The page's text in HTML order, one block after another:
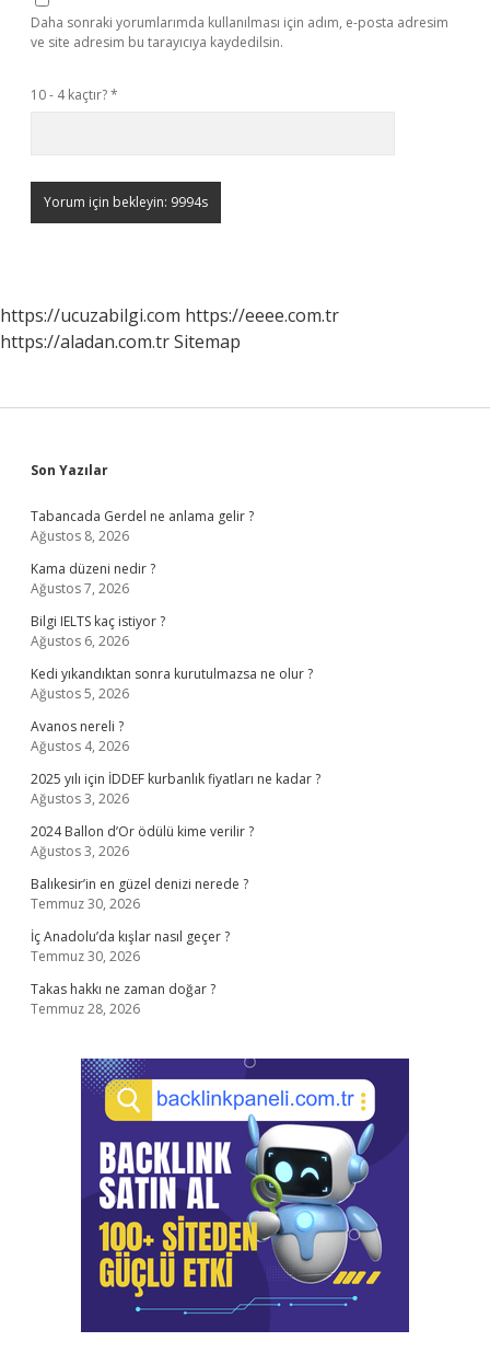
Daha sonraki yorumlarımda kullanılması için adım, e-posta adresim
ve site adresim bu tarayıcıya kaydedilsin.
10 - 4 kaçtır?*
https://ucuzabilgi.com https://eeee.com.tr
https://aladan.com.trSitemap
Sidebar
Son Yazılar
Tabancada Gerdel ne anlama gelir ?
Ağustos 8, 2026
Kama düzeni nedir ?
Ağustos 7, 2026
Bilgi IELTS kaç istiyor ?
Ağustos 6, 2026
Kedi yıkandıktan sonra kurutulmazsa ne olur ?
Ağustos 5, 2026
Avanos nereli ?
Ağustos 4, 2026
2025 yılı için İDDEF kurbanlık fiyatları ne kadar ?
Ağustos 3, 2026
2024 Ballon d’Or ödülü kime verilir ?
Ağustos 3, 2026
Balıkesir’in en güzel denizi nerede ?
Temmuz 30, 2026
İç Anadolu’da kışlar nasıl geçer ?
Temmuz 30, 2026
Takas hakkı ne zaman doğar ?
Temmuz 28, 2026